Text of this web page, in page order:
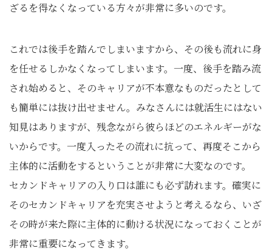
ざるを得なくなっている方々が非常に多いのです。
これでは後手を踏んでしまいますから、その後も流れに身
を任せるしかなくなってしまいます。一度、後手を踏み流
され始めると、そのキャリアが不本意なものだったとして
も簡単には抜け出せません。みなさんには就活生にはない
知見はありますが、残念ながら彼らほどのエネルギーがな
いからです。一度入ったその流れに抗って、再度そこから
主体的に活動をするということが非常に大変なのです。
セカンドキャリアの入り口は誰にも必ず訪れます。確実に
そのセカンドキャリアを充実させようと考えるなら、いざ
その時が来た際に主体的に動ける状況になっておくことが
非常に重要になってきます。